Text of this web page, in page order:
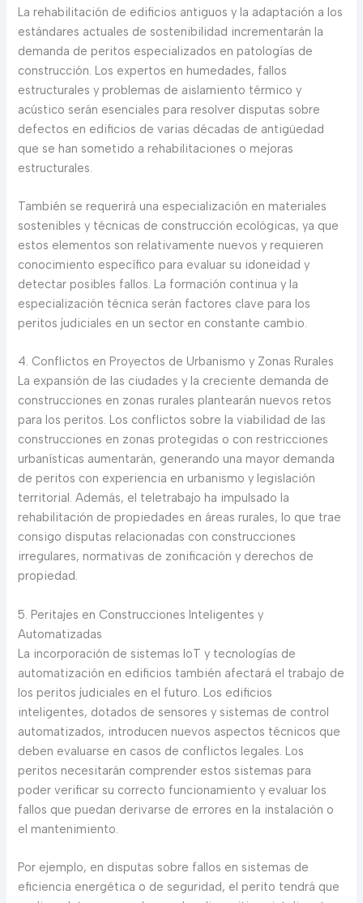
La rehabilitación de edificios antiguos y la adaptación a los
estándares actuales de sostenibilidad incrementarán la
demanda de peritos especializados en patologías de
construcción. Los expertos en humedades, fallos
estructurales y problemas de aislamiento térmico y
acústico serán esenciales para resolver disputas sobre
defectos en edificios de varias décadas de antigüedad
que se han sometido a rehabilitaciones o mejoras
estructurales.
También se requerirá una especialización en materiales
sostenibles y técnicas de construcción ecológicas, ya que
estos elementos son relativamente nuevos y requieren
conocimiento específico para evaluar su idoneidad y
detectar posibles fallos. La formación continua y la
especialización técnica serán factores clave para los
peritos judiciales en un sector en constante cambio.
4. Conflictos en Proyectos de Urbanismo y Zonas Rurales
La expansión de las ciudades y la creciente demanda de
construcciones en zonas rurales plantearán nuevos retos
para los peritos. Los conflictos sobre la viabilidad de las
construcciones en zonas protegidas o con restricciones
urbanísticas aumentarán, generando una mayor demanda
de peritos con experiencia en urbanismo y legislación
territorial. Además, el teletrabajo ha impulsado la
rehabilitación de propiedades en áreas rurales, lo que trae
consigo disputas relacionadas con construcciones
irregulares, normativas de zonificación y derechos de
propiedad.
5. Peritajes en Construcciones Inteligentes y
Automatizadas
La incorporación de sistemas IoT y tecnologías de
automatización en edificios también afectará el trabajo de
los peritos judiciales en el futuro. Los edificios
inteligentes, dotados de sensores y sistemas de control
automatizados, introducen nuevos aspectos técnicos que
deben evaluarse en casos de conflictos legales. Los
peritos necesitarán comprender estos sistemas para
poder verificar su correcto funcionamiento y evaluar los
fallos que puedan derivarse de errores en la instalación o
el mantenimiento.
Por ejemplo, en disputas sobre fallos en sistemas de
eficiencia energética o de seguridad, el perito tendrá que